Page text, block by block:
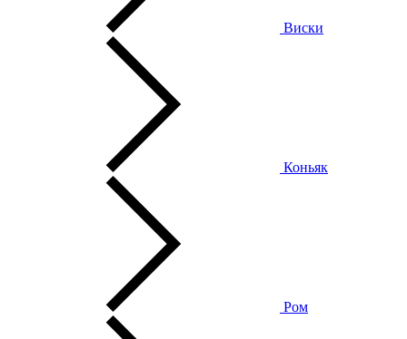
Виски
Коньяк
Ром